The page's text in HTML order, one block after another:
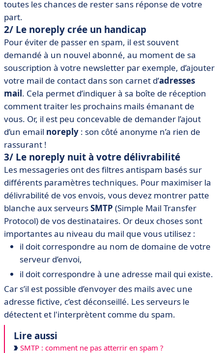
toutes les chances de rester sans réponse de votre
part.
2/ Le noreply crée un handicap
Pour éviter de passer en spam, il est souvent
demandé à un nouvel abonné, au moment de sa
souscription à votre newsletter par exemple, d’ajouter
votre mail de contact dans son carnet d’adresses
mail. Cela permet d’indiquer à sa boîte de réception
comment traiter les prochains mails émanant de
vous. Or, il est peu concevable de demander l’ajout
d’un email noreply : son côté anonyme n’a rien de
rassurant !
3/ Le noreply nuit à votre délivrabilité
Les messageries ont des filtres antispam basés sur
différents paramètres techniques. Pour maximiser la
délivrabilité de vos envois, vous devez montrer patte
blanche aux serveursSMTP (Simple Mail Transfer
Protocol) de vos destinataires. Or deux choses sont
importantes au niveau du mail que vous utilisez :
il doit correspondre au nom de domaine de votre
serveur d’envoi,
il doit correspondre à une adresse mail qui existe.
Car s’il est possible d’envoyer des mails avec une
adresse fictive, c’est déconseillé. Les serveurs le
détectent et l'interprètent comme du spam.
Lire aussi
SMTP : comment ne pas atterrir en spam ?